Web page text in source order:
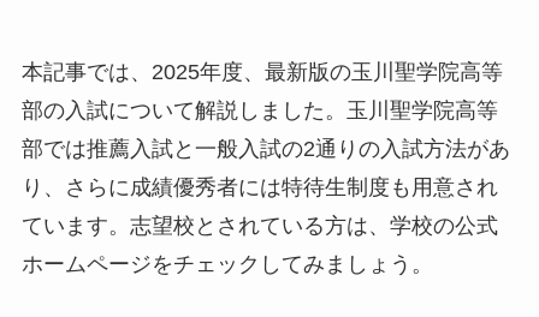
本記事では、2025年度、最新版の玉川聖学院高等
部の入試について解説しました。玉川聖学院高等
部では推薦入試と一般入試の2通りの入試方法があ
り、さらに成績優秀者には特待生制度も用意され
ています。志望校とされている方は、学校の公式
ホームページをチェックしてみましょう。